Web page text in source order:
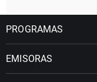
PROGRAMAS
EMISORAS